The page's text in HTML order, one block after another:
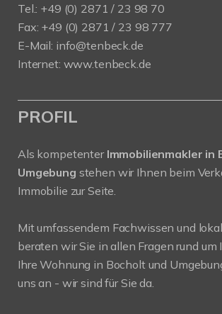
Tel.: +49 (0) 2871 / 23 98 70
Fax: +49 (0) 2871 / 23 98 777
E-Mail: info@tenbeck.de
Internet: www.tenbeck.de
PROFIL
Als kompetenter Immobilienmakler in
Umgebung stehen wir Ihnen beim
Immobilie zur Seite.
Mit umfassendem Fachwissen und
beraten wir Sie in allen Fragen rund um
Ihre Wohnung in Bocholt und
uns an - wir sind für Sie da.